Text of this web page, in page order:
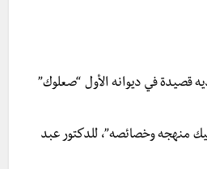
قصيدة في ديوانه الأول “صعلوك”
منهجه وخصائصه”، للدكتور عبد